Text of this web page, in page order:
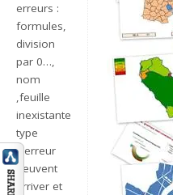
erreurs :
formules,
division
par 0…,
nom
,feuille
inexistante..différent
type
d’erreur
peuvent
arriver et